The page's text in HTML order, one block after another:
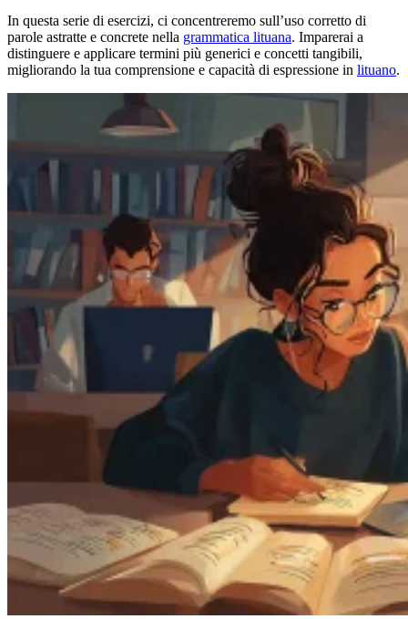
In questa serie di esercizi, ci concentreremo sull’uso corretto di
parole astratte e concrete nella grammatica lituana. Imparerai a
distinguere e applicare termini più generici e concetti tangibili,
migliorando la tua comprensione e capacità di espressione in lituano.